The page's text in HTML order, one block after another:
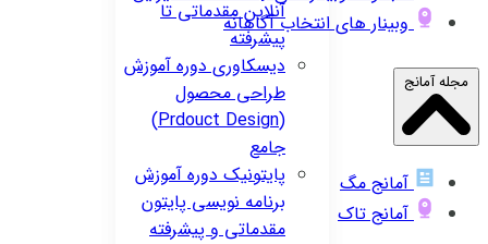
آنلاین مقدماتی تا
پیشرفته
دیسکاوریدوره آموزش
طراحی محصول
(Prdouct Design)
جامع
پایتونیکدوره آموزش
برنامه نویسی پایتون
مقدماتی و پیشرفته
وبینار های انتخاب آگاهانه
مجله آمانج
آمانج مگ
آمانج تاک